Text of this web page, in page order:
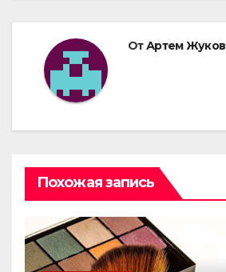
ОтАртем Жуков
Похожая запись